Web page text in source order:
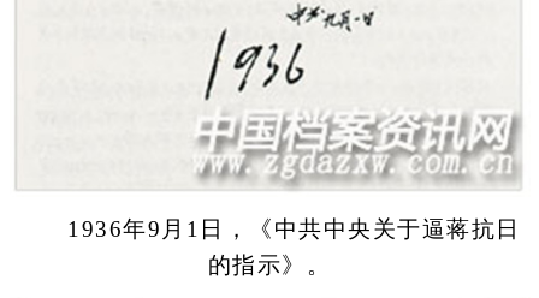
1936年9月1日，《中共中央关于逼蒋抗日
的指示》。